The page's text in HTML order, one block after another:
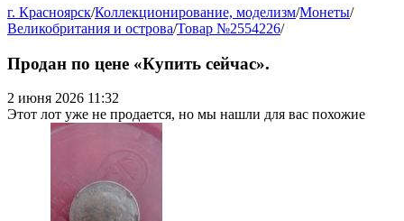
г. Красноярск/Коллекционирование, моделизм/Монеты/
Великобритания и острова/Товар №2554226/
Продан по цене «Купить сейчас».
2 июня 2026 11:32
Этот лот уже не продается, но мы нашли для вас похожие